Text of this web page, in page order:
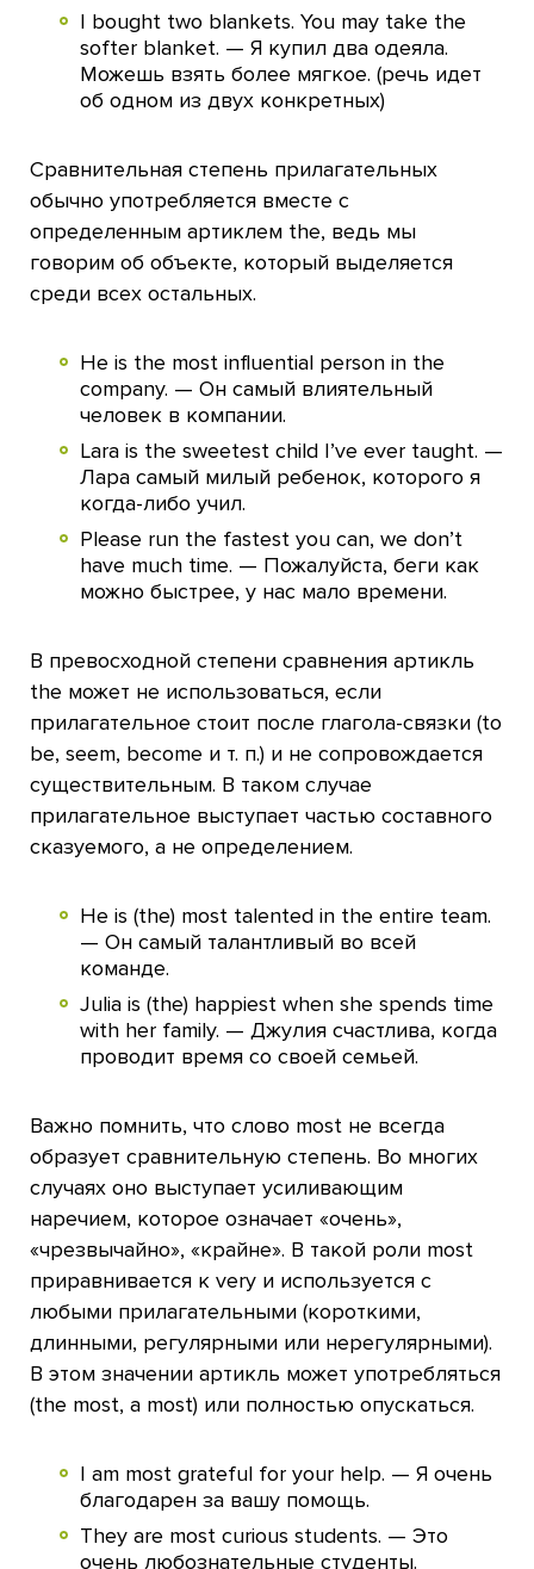
I bought two blankets. You may take the
softer blanket. — Я купил два одеяла.
Можешь взять более мягкое. (речь идет
об одном из двух конкретных)
Сравнительная степень прилагательных
обычно употребляется вместе с
определенным артиклем the, ведь мы
говорим об объекте, который выделяется
среди всех остальных.
He is the most influential person in the
company. — Он самый влиятельный
человек в компании.
Lara is the sweetest child I’ve ever taught. —
Лара самый милый ребенок, которого я
когда-либо учил.
Please run the fastest you can, we don’t
have much time. — Пожалуйста, беги как
можно быстрее, у нас мало времени.
В превосходной степени сравнения артикль
the может не использоваться, если
прилагательное стоит после глагола-связки (to
be, seem, become и т. п.) и не сопровождается
существительным. В таком случае
прилагательное выступает частью составного
сказуемого, а не определением.
He is (the) most talented in the entire team.
— Он самый талантливый во всей
команде.
Julia is (the) happiest when she spends time
with her family. — Джулия счастлива, когда
проводит время со своей семьей.
Важно помнить, что слово most не всегда
образует сравнительную степень. Во многих
случаях оно выступает усиливающим
наречием, которое означает «очень»,
«чрезвычайно», «крайне». В такой роли most
приравнивается к very и используется с
любыми прилагательными (короткими,
длинными, регулярными или нерегулярными).
В этом значении артикль может употребляться
(the most, a most) или полностью опускаться.
I am most grateful for your help. — Я очень
благодарен за вашу помощь.
They are most curious students. — Это
очень любознательные студенты.